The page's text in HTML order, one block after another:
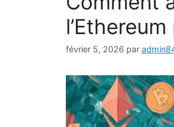
février 5, 2026 par